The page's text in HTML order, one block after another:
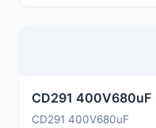
CD291 400V680uF
CD291 400V680uF